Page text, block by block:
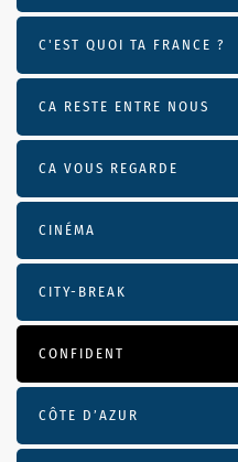
C'EST QUOI TA FRANCE ?
CA RESTE ENTRE NOUS
CA VOUS REGARDE
CINÉMA
CITY-BREAK
CONFIDENT
CÔTE D’AZUR